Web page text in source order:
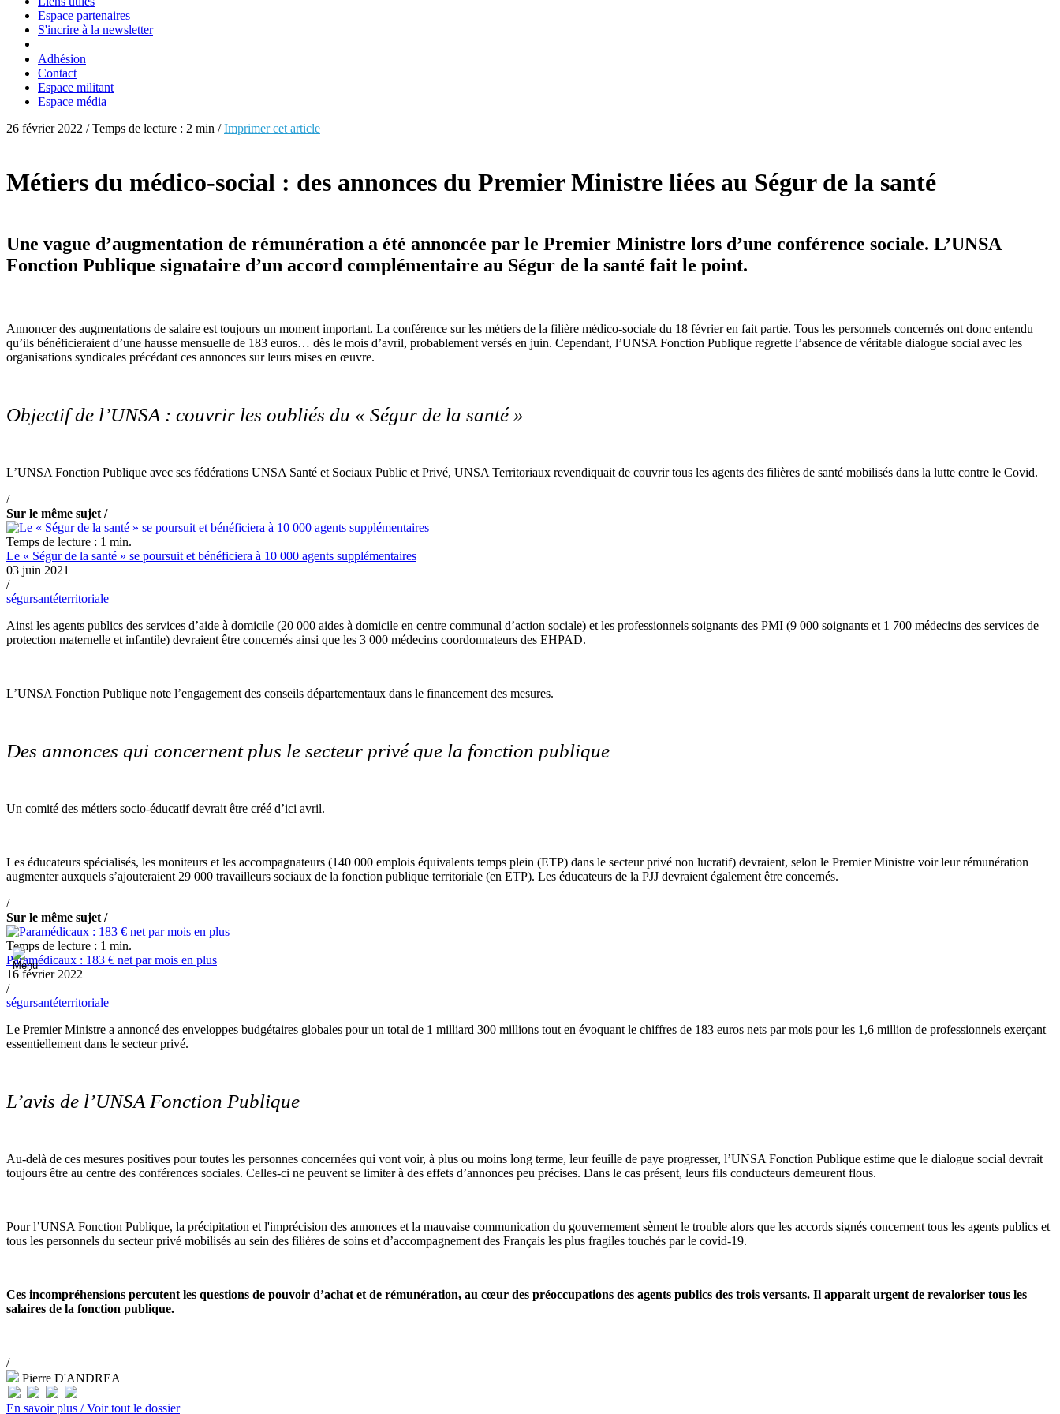
Espace partenaires
S'incrire à la newsletter
Adhésion
Contact
Espace militant
Espace média
26 février 2022 / Temps de lecture : 2 min /Imprimer cet article
Métiers du médico-social : des annonces du Premier Ministre liées au Ségur de la santé
Une vague d’augmentation de rémunération a été annoncée par le Premier Ministre lors d’une conférence sociale. L’UNSA
Fonction Publique signataire d’un accord complémentaire au Ségur de la santé fait le point.
Annoncer des augmentations de salaire est toujours un moment important. La conférence sur les métiers de la filière médico-sociale du 18 février en fait partie. Tous les personnels concernés ont donc entendu
qu’ils bénéficieraient d’une hausse mensuelle de 183 euros… dès le mois d’avril, probablement versés en juin. Cependant, l’UNSA Fonction Publique regrette l’absence de véritable dialogue social avec les
organisations syndicales précédant ces annonces sur leurs mises en œuvre.
Objectif de l’UNSA : couvrir les oubliés du « Ségur de la santé »
L’UNSA Fonction Publique avec ses fédérations UNSA Santé et Sociaux Public et Privé, UNSA Territoriaux revendiquait de couvrir tous les agents des filières de santé mobilisés dans la lutte contre le Covid.
/
Sur le même sujet /
Temps de lecture : 1 min.
Le « Ségur de la santé » se poursuit et bénéficiera à 10 000 agents supplémentaires
03 juin 2021
/
ségursantéterritoriale
Ainsi les agents publics des services d’aide à domicile (20 000 aides à domicile en centre communal d’action sociale) et les professionnels soignants des PMI (9 000 soignants et 1 700 médecins des services de
protection maternelle et infantile) devraient être concernés ainsi que les 3 000 médecins coordonnateurs des EHPAD.
L’UNSA Fonction Publique note l’engagement des conseils départementaux dans le financement des mesures.
Des annonces qui concernent plus le secteur privé que la fonction publique
Un comité des métiers socio-éducatif devrait être créé d’ici avril.
Les éducateurs spécialisés, les moniteurs et les accompagnateurs (140 000 emplois équivalents temps plein (ETP) dans le secteur privé non lucratif) devraient, selon le Premier Ministre voir leur rémunération
augmenter auxquels s’ajouteraient 29 000 travailleurs sociaux de la fonction publique territoriale (en ETP). Les éducateurs de la PJJ devraient également être concernés.
/
Sur le même sujet /
Temps de lecture : 1 min.
Paramédicaux : 183 € net par mois en plus
16 février 2022
/
ségursantéterritoriale
Le Premier Ministre a annoncé des enveloppes budgétaires globales pour un total de 1 milliard 300 millions tout en évoquant le chiffres de 183 euros nets par mois pour les 1,6 million de professionnels exerçant
essentiellement dans le secteur privé.
L’avis de l’UNSA Fonction Publique
Au-delà de ces mesures positives pour toutes les personnes concernées qui vont voir, à plus ou moins long terme, leur feuille de paye progresser, l’UNSA Fonction Publique estime que le dialogue social devrait
toujours être au centre des conférences sociales. Celles-ci ne peuvent se limiter à des effets d’annonces peu précises. Dans le cas présent, leurs fils conducteurs demeurent flous.
Pour l’UNSA Fonction Publique, la précipitation et l'imprécision des annonces et la mauvaise communication du gouvernement sèment le trouble alors que les accords signés concernent tous les agents publics et
tous les personnels du secteur privé mobilisés au sein des filières de soins et d’accompagnement des Français les plus fragiles touchés par le covid-19.
Ces incompréhensions percutent les questions de pouvoir d’achat et de rémunération, au cœur des préoccupations des agents publics des trois versants. Il apparait urgent de revaloriser tous les
salaires de la fonction publique.
/
Pierre D'ANDREA
En savoir plus /Voir tout le dossier